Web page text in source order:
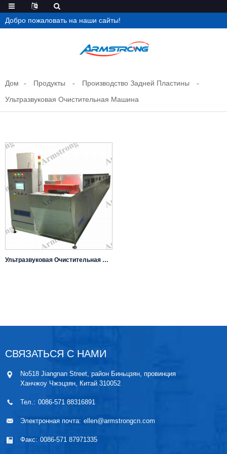
Добро пожаловать на наши сайты!
Дом Продукты
Производство Задней Пластины
Ультразвуковая Очистительная Машина
Ультразвуковая Очистительная Машина
СВЯЗАТЬСЯ С НАМИ
No518 Jiangnan Street, район Биньцзян, провинция
Ханчжоу Чжэцзян, Китай 310052
Тел.: 0086-571 88316891
Электронная почта: ellen@armstrongcn.com
Факс: 0086-571 87971335